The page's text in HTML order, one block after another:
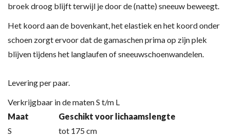
broek droog blijft terwijl je door de (natte) sneeuw beweegt.
Het koord aan de bovenkant, het elastiek en het koord onder
schoen zorgt ervoor dat de gamaschen prima op zijn plek
blijven tijdens het langlaufen of sneeuwschoenwandelen.
Levering per paar.
Verkrijgbaar in de maten S t/m L
Maat
Geschikt voor lichaamslengte
S
tot 175 cm